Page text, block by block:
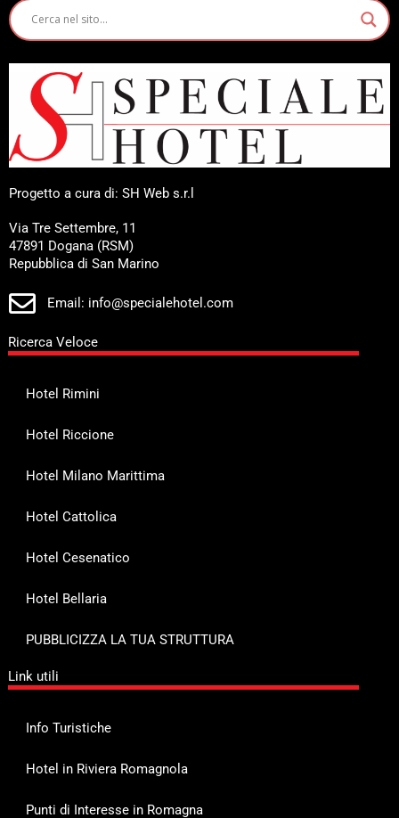
Progetto a cura di: SH Web s.r.l
Via Tre Settembre, 11
47891 Dogana (RSM)
Repubblica di San Marino
Email: info@specialehotel.com
Ricerca Veloce
Hotel Rimini
Hotel Riccione
Hotel Milano Marittima
Hotel Cattolica
Hotel Cesenatico
Hotel Bellaria
PUBBLICIZZA LA TUA STRUTTURA
Link utili
Info Turistiche
Hotel in Riviera Romagnola
Punti di Interesse in Romagna